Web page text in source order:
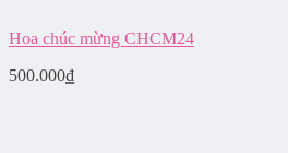
Hoa chúc mừng CHCM24
500.000₫